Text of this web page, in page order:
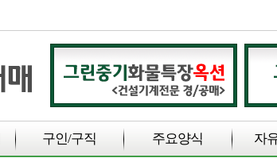
구인/구직 주요양식 자